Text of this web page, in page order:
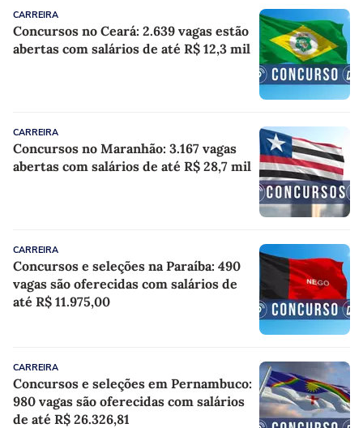
CARREIRA
Concursos no Ceará: 2.639 vagas estão
abertas com salários de até R$ 12,3 mil
CARREIRA
Concursos no Maranhão: 3.167 vagas
abertas com salários de até R$ 28,7 mil
CARREIRA
Concursos e seleções na Paraíba: 490
vagas são oferecidas com salários de
até R$ 11.975,00
CARREIRA
Concursos e seleções em Pernambuco:
980 vagas são oferecidas com salários
de até R$ 26.326,81